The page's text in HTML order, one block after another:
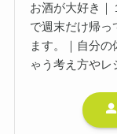
お酒が大好き｜
で週末だけ帰っ
ます。｜自分
ゃう考え方やレ